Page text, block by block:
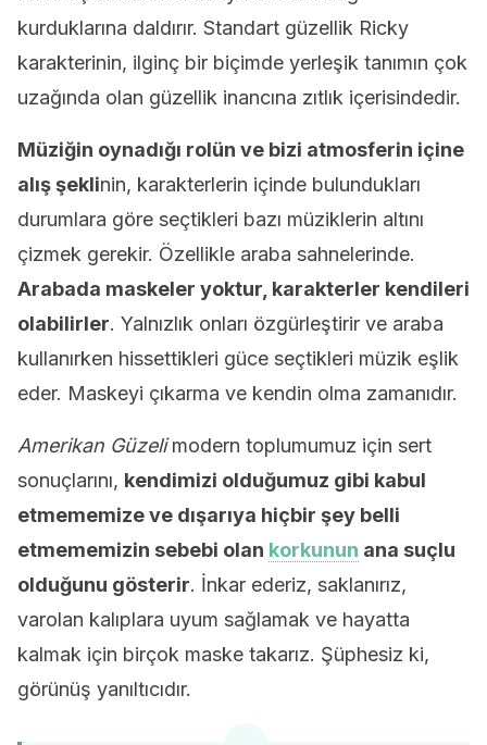
kurduklarına daldırır. Standart güzellik Ricky
karakterinin, ilginç bir biçimde yerleşik tanımın çok
uzağında olan güzellik inancına zıtlık içerisindedir.
Müziğin oynadığı rolün ve bizi atmosferin içine
alış şeklinin, karakterlerin içinde bulundukları
durumlara göre seçtikleri bazı müziklerin altını
çizmek gerekir. Özellikle araba sahnelerinde.
Arabada maskeler yoktur, karakterler kendileri
olabilirler. Yalnızlık onları özgürleştirir ve araba
kullanırken hissettikleri güce seçtikleri müzik eşlik
eder. Maskeyi çıkarma ve kendin olma zamanıdır.
Amerikan Güzelimodern toplumumuz için sert
sonuçlarını, kendimizi olduğumuz gibi kabul
etmememize ve dışarıya hiçbir şey belli
etmememizin sebebi olan korkunun ana suçlu
olduğunu gösterir. İnkar ederiz, saklanırız,
varolan kalıplara uyum sağlamak ve hayatta
kalmak için birçok maske takarız. Şüphesiz ki,
görünüş yanıltıcıdır.